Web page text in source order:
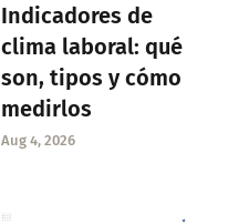
Indicadores de
clima laboral: qué
son, tipos y cómo
medirlos
Aug 4, 2026